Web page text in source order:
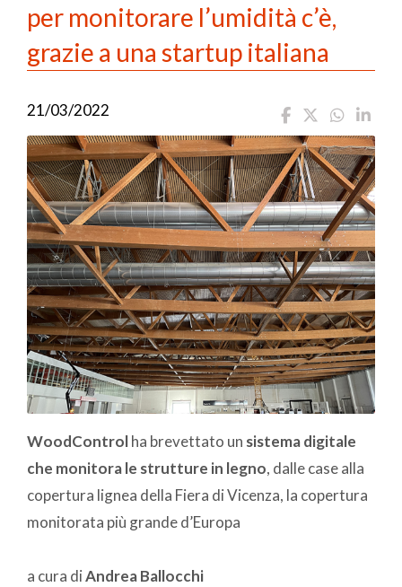
per monitorare l’umidità c’è,
grazie a una startup italiana
21/03/2022
WoodControlha brevettato un sistema digitale
che monitora le strutture in legno, dalle case alla
copertura lignea della Fiera di Vicenza, la copertura
monitorata più grande d’Europa
a cura diAndrea Ballocchi